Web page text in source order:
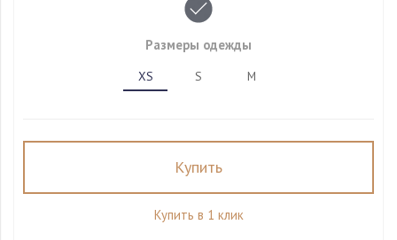
Размеры одежды
XS S M
Купить
Купить в 1 клик